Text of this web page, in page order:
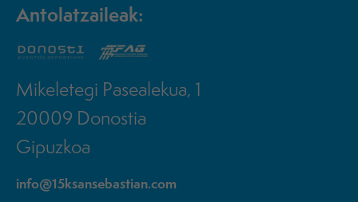
Antolatzaileak:
Mikeletegi Pasealekua, 1
20009 Donostia
Gipuzkoa
info@15ksansebastian.com